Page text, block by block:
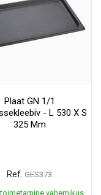
Plaat GN 1/1
- L 530 X S
325 Mm
Ref. GES373
vahemikus